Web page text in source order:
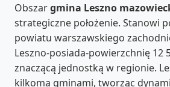
Obszargmina Leszno
strategiczne położenie. Stanowi
powiatu warszawskiego
Leszno-posiada-powierzchnię 12
znaczącą jednostką w regionie.
kilkoma gminami, tworząc